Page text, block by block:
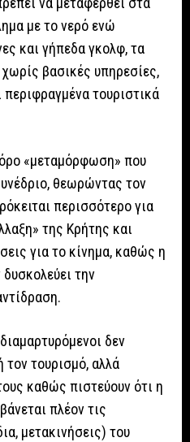
με το νερό ενώ
και γήπεδα γκολφ, τα
βασικές υπηρεσίες,
τουριστικά
«μεταμόρφωση» που
θεωρώντας τον
περισσότερο για
της Κρήτης και
για το κίνημα, καθώς η
την
δεν
τον τουρισμό, αλλά
καθώς πιστεύουν ότι η
πλέον τις
μετακινήσεις) του